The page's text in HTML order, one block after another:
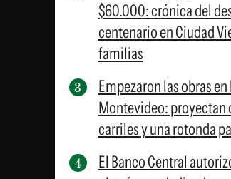
$60.000: crónica del
centenario en Ciudad
familias
Empezaron las obras
Montevideo: proyectan
carriles y una rotonda
El Banco Central